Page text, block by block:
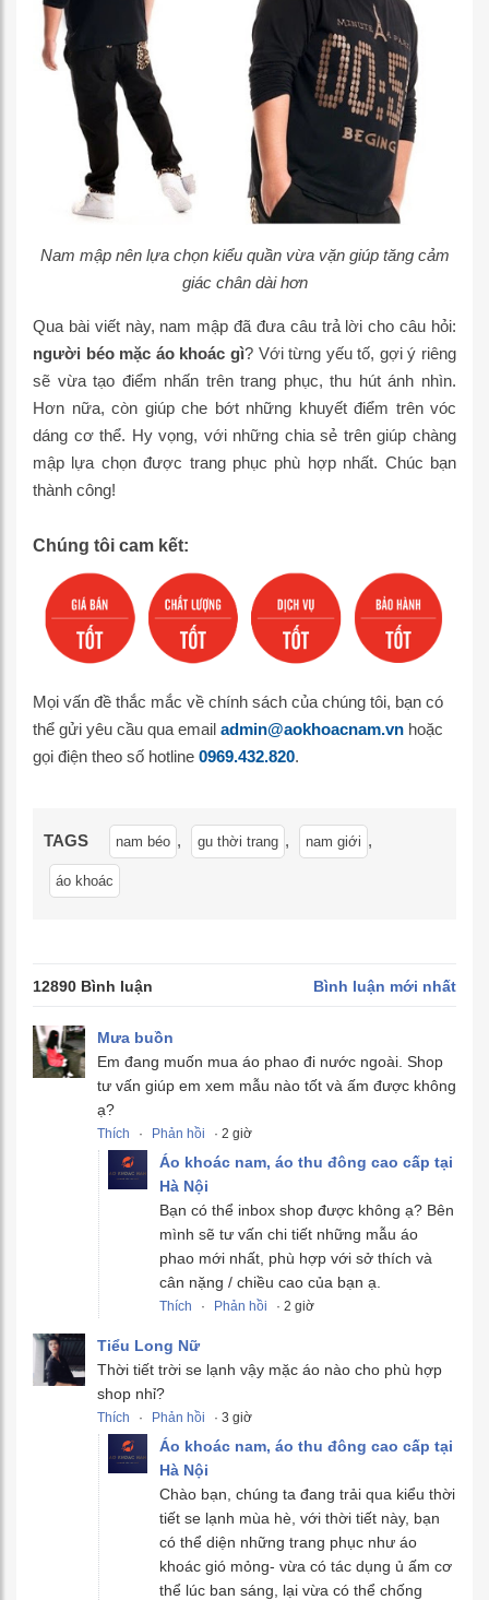
Nam mập nên lựa chọn kiểu quần vừa vặn giúp tăng cảm
giác chân dài hơn
Qua bài viết này, nam mập đã đưa câu trả lời cho câu hỏi:
người béo mặc áo khoác gì? Với từng yếu tố, gợi ý riêng
sẽ vừa tạo điểm nhấn trên trang phục, thu hút ánh nhìn.
Hơn nữa, còn giúp che bớt những khuyết điểm trên vóc
dáng cơ thể. Hy vọng, với những chia sẻ trên giúp chàng
mập lựa chọn được trang phục phù hợp nhất. Chúc bạn
thành công!
Chúng tôi cam kết:
Mọi vấn đề thắc mắc về chính sách của chúng tôi, bạn có
thể gửi yêu cầu qua email admin@aokhoacnam.vn hoặc
gọi điện theo số hotline 0969.432.820.
TAGS nam béo , gu thời trang , nam giới ,
áo khoác
12890 Bình luận Bình luận mới nhất
Mưa buồn
Em đang muốn mua áo phao đi nước ngoài. Shop
tư vấn giúp em xem mẫu nào tốt và ấm được không
ạ?
Thích · Phản hồi · 2 giờ
Áo khoác nam, áo thu đông cao cấp tại
Hà Nội
Bạn có thể inbox shop được không ạ? Bên
mình sẽ tư vấn chi tiết những mẫu áo
phao mới nhất, phù hợp với sở thích và
cân nặng / chiều cao của bạn ạ.
Thích · Phản hồi · 2 giờ
Tiểu Long Nữ
Thời tiết trời se lạnh vậy mặc áo nào cho phù hợp
shop nhỉ?
Thích · Phản hồi · 3 giờ
Áo khoác nam, áo thu đông cao cấp tại
Hà Nội
Chào bạn, chúng ta đang trải qua kiểu thời
tiết se lạnh mùa hè, với thời tiết này, bạn
có thể diện những trang phục như áo
khoác gió mỏng- vừa có tác dụng ủ ấm cơ
thể lúc ban sáng, lại vừa có thể chống